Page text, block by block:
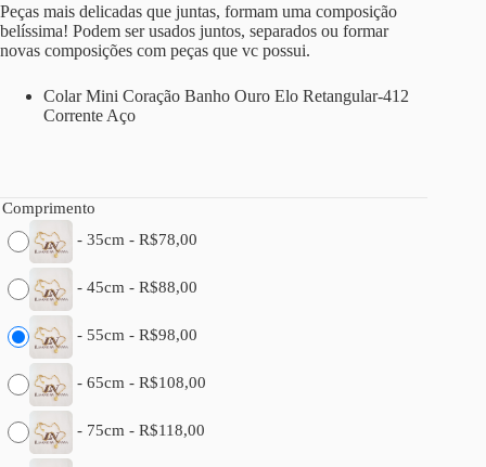
Peças mais delicadas que juntas, formam uma composição
belíssima! Podem ser usados juntos, separados ou formar
novas composições com peças que vc possui.
Colar Mini Coração Banho Ouro Elo Retangular-412
Corrente Aço
Comprimento
- 35cm - R$78,00
- 45cm - R$88,00
- 55cm - R$98,00
- 65cm - R$108,00
- 75cm - R$118,00